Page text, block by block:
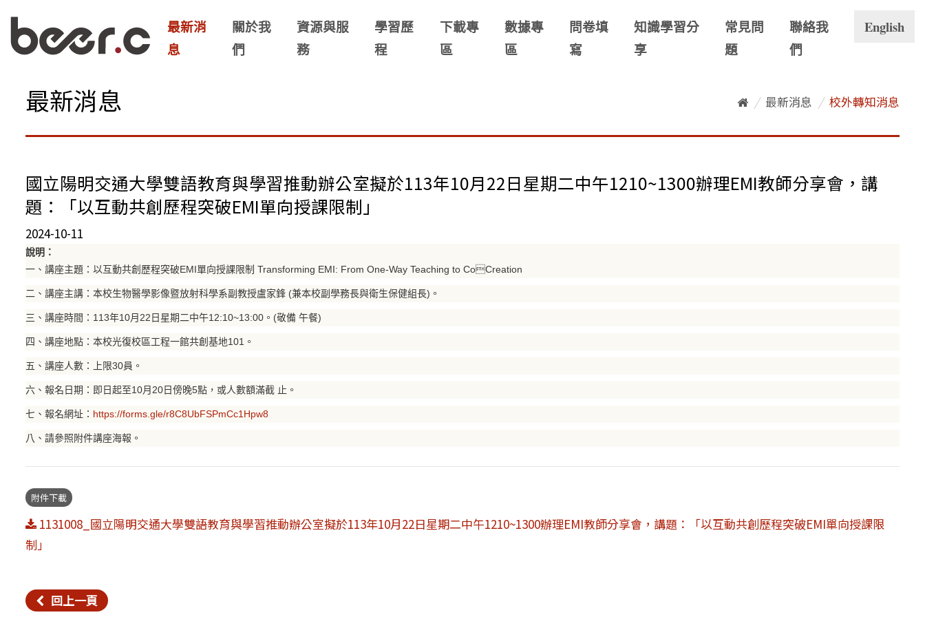
最新消
息
關於我
們
資源與服
務
學習歷
程
下載專
區
數據專
區
問卷填
寫
知識學習分
享
常見問
題
聯絡我
們
English
最新消息 / 最新消息 / 校外轉知消息
國立陽明交通大學雙語教育與學習推動辦公室擬於113年10月22日星期二中午1210~1300辦理EMI教師分享會，講
題：「以互動共創歷程突破EMI單向授課限制」
2024-10-11
說明：
一、講座主題：以互動共創歷程突破EMI單向授課限制 Transforming EMI: From One-Way Teaching to CoCreation
二、講座主講：本校生物醫學影像暨放射科學系副教授盧家鋒 (兼本校副學務長與衛生保健組長)。
三、講座時間：113年10月22日星期二中午12:10~13:00。(敬備 午餐)
四、講座地點：本校光復校區工程一館共創基地101。
五、講座人數：上限30員。
六、報名日期：即日起至10月20日傍晚5點，或人數額滿截 止。
七、報名網址： https://forms.gle/r8C8UbFSPmCc1Hpw8
八、請參照附件講座海報。
附件下載
1131008_國立陽明交通大學雙語教育與學習推動辦公室擬於113年10月22日星期二中午1210~1300辦理EMI教師分享會，講題：「以互動共創歷程突破EMI單向授課限
制」
回上一頁